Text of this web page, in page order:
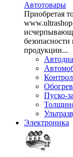
Автотовары
Приобретая
продукции...
Пуско-
Электроника